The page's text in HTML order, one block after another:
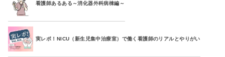
看護師あるある～消化器外科病棟編～
実レポ！NICU（新生児集中治療室）で働く看護師のリアルとやりがい